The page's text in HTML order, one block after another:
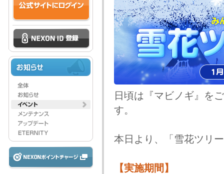
日頃は『マビノギ』を
す。
本日より、「雪花ツリ
【実施期間】